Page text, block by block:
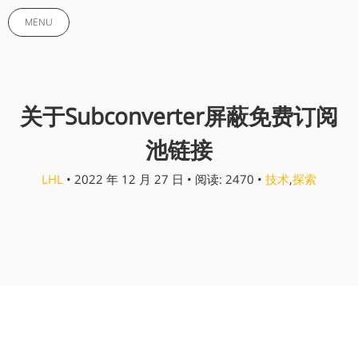
MENU
关于Subconverter屏蔽免费订阅
池链接
LHL• 2022 年 12 月 27 日 • 阅读: 2470 • 技术,探索